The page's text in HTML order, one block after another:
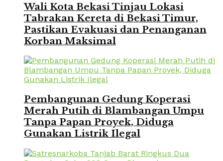
Wali Kota Bekasi Tinjau Lokasi
Tabrakan Kereta di Bekasi Timur,
Pastikan Evakuasi dan Penanganan
Korban Maksimal
Pembangunan Gedung Koperasi
Merah Putih di Blambangan Umpu
Tanpa Papan Proyek, Diduga
Gunakan Listrik Ilegal